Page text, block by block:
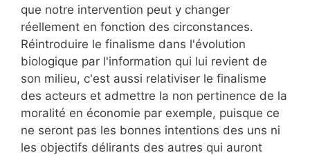
que notre intervention peut y changer
réellement en fonction des circonstances.
Réintroduire le finalisme dans l'évolution
biologique par l'information qui lui revient de
son milieu, c'est aussi relativiser le finalisme
des acteurs et admettre la non pertinence de la
moralité en économie par exemple, puisque ce
ne seront pas les bonnes intentions des uns ni
les objectifs délirants des autres qui auront